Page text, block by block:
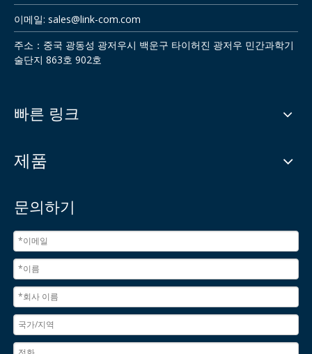
이메일: sales@link-com.com
주소：중국 광동성 광저우시 백운구 타이허진 광저우 민간과학기
술단지 863호 902호
빠른 링크
제품
문의하기